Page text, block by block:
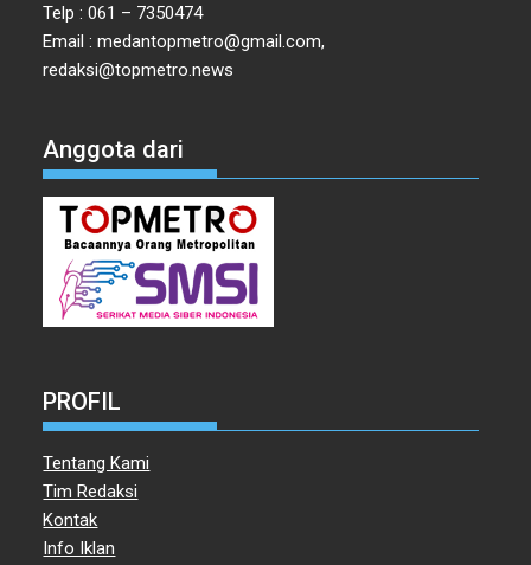
Telp : 061 – 7350474
Email : medantopmetro@gmail.com,
redaksi@topmetro.news
Anggota dari
PROFIL
Tentang Kami
Tim Redaksi
Kontak
Info Iklan